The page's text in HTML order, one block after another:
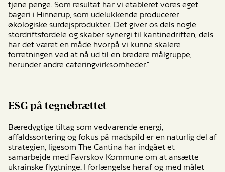
tjene penge. Som resultat har vi etableret vores eget
bageri i Hinnerup, som udelukkende producerer
økologiske surdejsprodukter. Det giver os dels nogle
stordriftsfordele og skaber synergi til kantinedriften, dels
har det været en måde hvorpå vi kunne skalere
forretningen ved at nå ud til en bredere målgruppe,
herunder andre cateringvirksomheder.”
ESG på tegnebrættet
Bæredygtige tiltag som vedvarende energi,
affaldssortering og fokus på madspild er en naturlig del af
strategien, ligesom The Cantina har indgået et
samarbejde med Favrskov Kommune om at ansætte
ukrainske flygtninge. I forlængelse heraf og med målet